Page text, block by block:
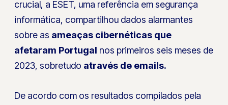
crucial, a ESET, uma referência em segurança
informática, compartilhou dados alarmantes
sobre as ameaças cibernéticas que
afetaram Portugal nos primeiros seis meses de
2023, sobretudo através de emails.
De acordo com os resultados compilados pela